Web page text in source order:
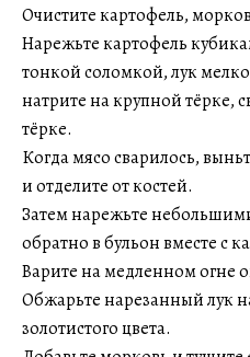
Очистите картофель,
Нарежьте картофель
тонкой соломкой, лук
натрите на крупной тёрке,
тёрке.
Когда мясо сварилось,
и отделите от костей.
Затем нарежьте
обратно в бульон вместе с
Варите на медленном огне
Обжарьте нарезанный лук
золотистого цвета.